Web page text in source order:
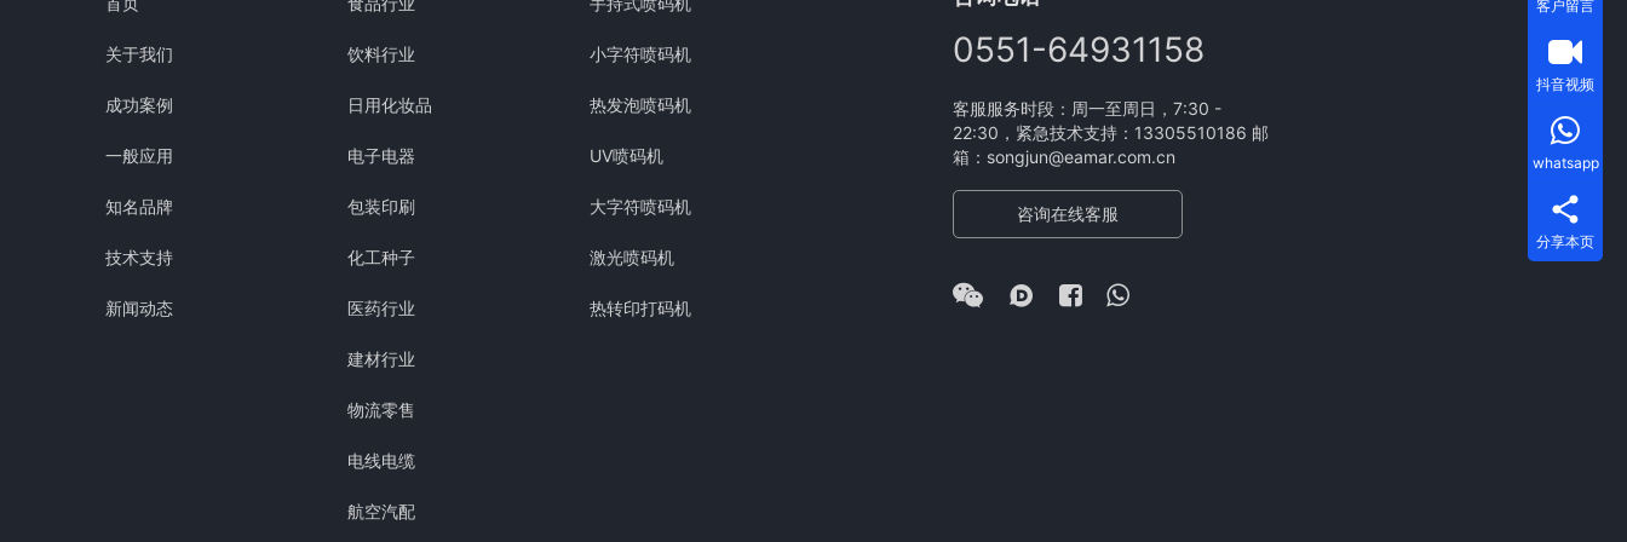
关于我们
成功案例
一般应用
知名品牌
技术支持
新闻动态
饮料行业
日用化妆品
电子电器
包装印刷
化工种子
医药行业
建材行业
物流零售
电线电缆
航空汽配
小字符喷码机
热发泡喷码机
UV喷码机
大字符喷码机
激光喷码机
热转印打码机
0551-64931158
客服服务时段：周一至周日，7:30 -
22:30，紧急技术支持：13305510186 邮
箱：songjun@eamar.com.cn
咨询在线客服
客户留言
抖音视频
whatsapp
分享本页